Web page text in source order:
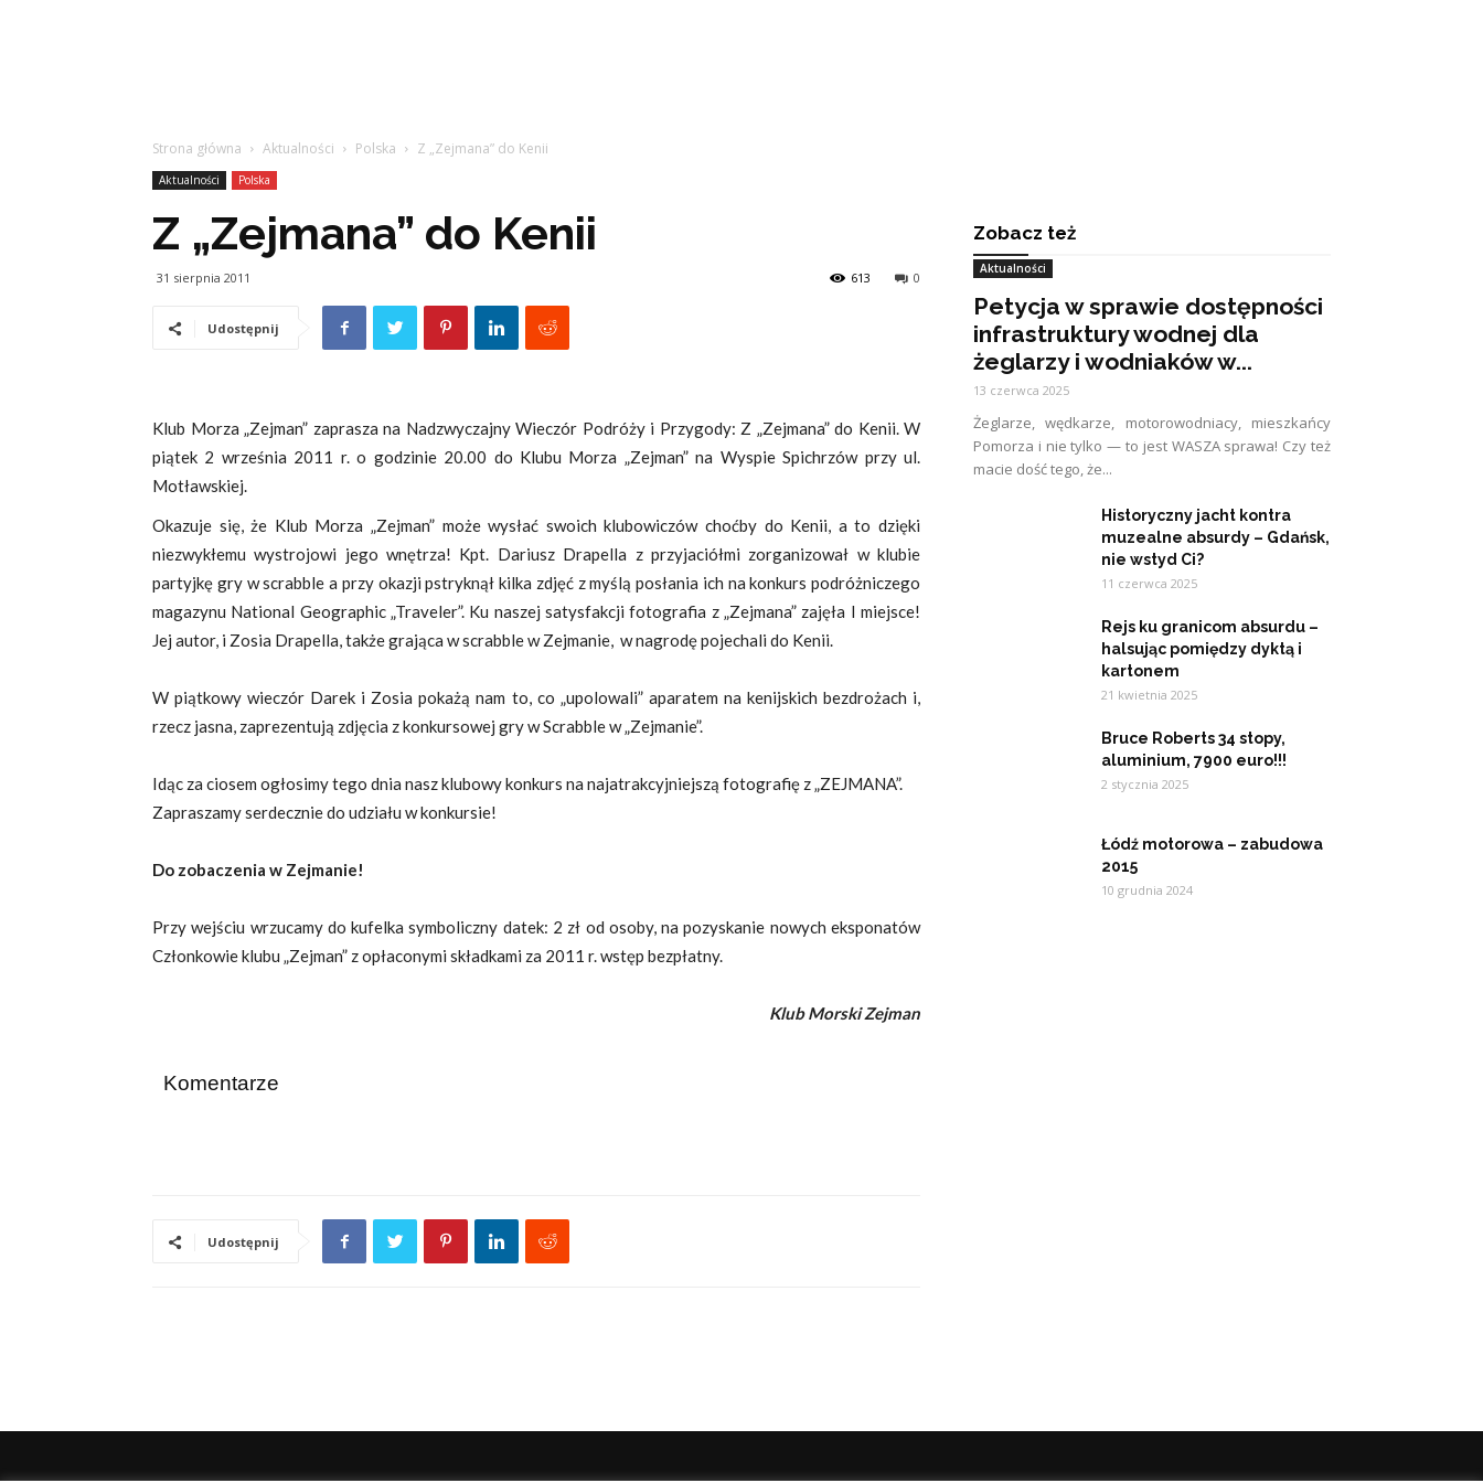
Strona główna Aktualności Polska Z „Zejmana” do Kenii
Aktualności Polska
Z „Zejmana” do Kenii
31 sierpnia 2011 0
613
Udostępnij
Klub Morza „Zejman” zaprasza na Nadzwyczajny Wieczór Podróży i Przygody: Z „Zejmana” do Kenii. W
piątek 2 września 2011 r. o godzinie 20.00 do Klubu Morza „Zejman” na Wyspie Spichrzów przy ul.
Motławskiej.
Okazuje się, że Klub Morza „Zejman” może wysłać swoich klubowiczów choćby do Kenii, a to dzięki
niezwykłemu wystrojowi jego wnętrza! Kpt. Dariusz Drapella z przyjaciółmi zorganizował w klubie
partyjkę gry w scrabble a przy okazji pstryknął kilka zdjęć z myślą posłania ich na konkurs podróżniczego
magazynu National Geographic „Traveler”. Ku naszej satysfakcji fotografia z „Zejmana” zajęła I miejsce!
Jej autor, i Zosia Drapella, także grająca w scrabble w Zejmanie, w nagrodę pojechali do Kenii.
W piątkowy wieczór Darek i Zosia pokażą nam to, co „upolowali” aparatem na kenijskich bezdrożach i,
rzecz jasna, zaprezentują zdjęcia z konkursowej gry w Scrabble w „Zejmanie”.
Idąc za ciosem ogłosimy tego dnia nasz klubowy konkurs na najatrakcyjniejszą fotografię z „ZEJMANA”.
Zapraszamy serdecznie do udziału w konkursie!
Do zobaczenia w Zejmanie!
Przy wejściu wrzucamy do kufelka symboliczny datek: 2 zł od osoby, na pozyskanie nowych eksponatów
Członkowie klubu „Zejman” z opłaconymi składkami za 2011 r. wstęp bezpłatny.
Klub Morski Zejman
Komentarze
Udostępnij
Zobacz też
Aktualności
Petycja w sprawie dostępności
infrastruktury wodnej dla
żeglarzy i wodniaków w...
13 czerwca 2025
Żeglarze, wędkarze, motorowodniacy, mieszkańcy
Pomorza i nie tylko — to jest WASZA sprawa! Czy też
macie dość tego, że...
Historyczny jacht kontra
muzealne absurdy – Gdańsk,
nie wstyd Ci?
11 czerwca 2025
Rejs ku granicom absurdu –
halsując pomiędzy dyktą i
kartonem
21 kwietnia 2025
Bruce Roberts 34 stopy,
aluminium, 7900 euro!!!
2 stycznia 2025
Łódź motorowa – zabudowa
2015
10 grudnia 2024